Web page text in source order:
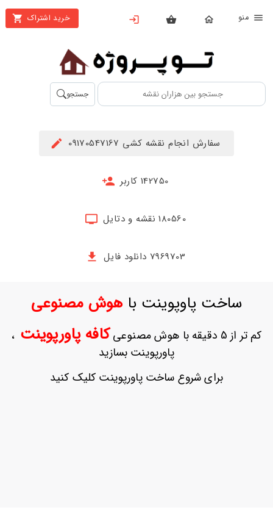
خرید اشتراک
بستن
محصولات
تهیه
اشتراک
حساب
ثبت
بازیابی
جستجو
سفارش انجام نقشه کشی 09170547167
142750 کاربر
180560 نقشه و دتایل
7969703 دانلود فایل
ساخت پاوپوینت باهوش مصنوعی
کم تر از 5 دقیقه با هوش مصنوعی کافه پاورپوینت ،
پاورپوینت بسازید
برای شروع ساخت پاورپوینت کلیک کنید